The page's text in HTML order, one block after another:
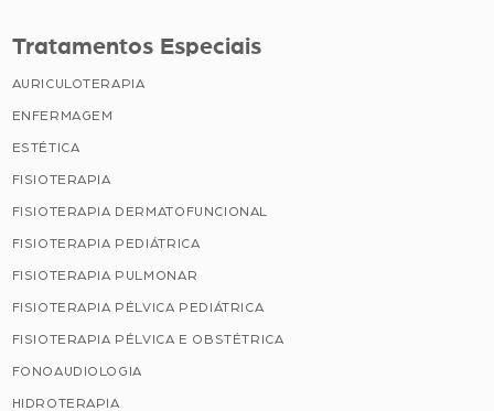
Tratamentos Especiais
AURICULOTERAPIA
ENFERMAGEM
ESTÉTICA
FISIOTERAPIA
FISIOTERAPIA DERMATOFUNCIONAL
FISIOTERAPIA PEDIÁTRICA
FISIOTERAPIA PULMONAR
FISIOTERAPIA PÉLVICA PEDIÁTRICA
FISIOTERAPIA PÉLVICA E OBSTÉTRICA
FONOAUDIOLOGIA
HIDROTERAPIA